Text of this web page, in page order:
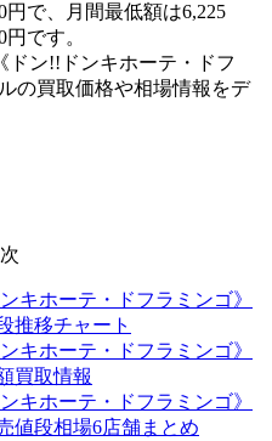
で、月間最低額は6,225
です。
ドン!!ドンキホーテ・ドフ
の買取価格や相場情報をデ
キホーテ・ドフラミンゴ》
推移チャート
キホーテ・ドフラミンゴ》
買取情報
キホーテ・ドフラミンゴ》
値段相場6店舗まとめ